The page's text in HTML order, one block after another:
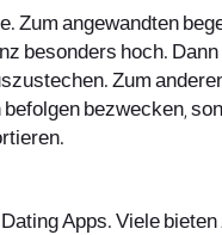
angewandten
besonders hoch.
Zum
bezwecken,
Apps. Viele